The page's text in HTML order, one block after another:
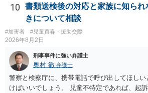
害者の経済的損害の回復として有利に斟酌さ
を有しないことも、規範意識が鈍磨しきって
利な点です。 その他、家族の監督等の情状証
で、私見ですが、執行猶予判決を視野に入れる
われます。 上記、一つの意見として参考くださ
10
書類送検後の対応と家族に知ら
きについて相談
#加害者 #児童買春・援助交際
2026年8月2日
刑事事件に強い弁護士
奥村 徹 弁護士
警察と検察庁に、携帯電話で呼び出してほし
けばいいでしょう。 児童不特定であれば、起